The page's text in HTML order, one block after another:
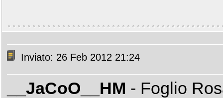
Inviato: 26 Feb 2012 21:24
__JaCoO__HM - Foglio